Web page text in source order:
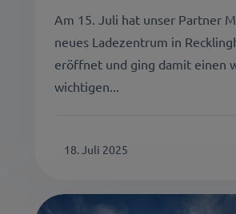
Am 15. Juli hat unser Partner
neues Ladezentrum in
eröffnet und ging damit einen
wichtigen...
18. Juli 2025